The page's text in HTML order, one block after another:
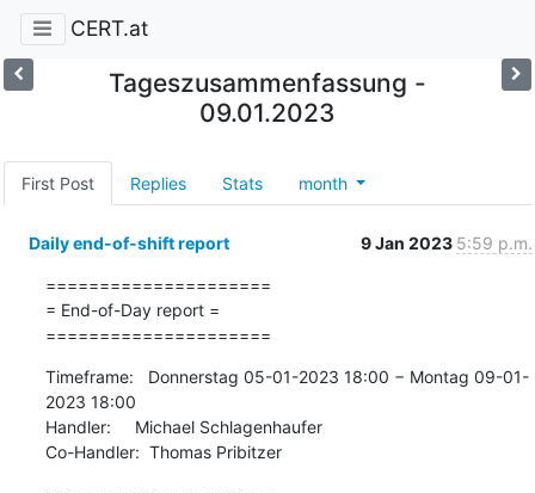
CERT.at
Tageszusammenfassung -
09.01.2023
First Post Replies Stats month
Daily end-of-shift report 9 Jan 2023 5:59 p.m.
=====================
= End-of-Day report =
=====================
Timeframe:   Donnerstag 05-01-2023 18:00 − Montag 09-01-
2023 18:00
Handler:     Michael Schlagenhaufer
Co-Handler:  Thomas Pribitzer